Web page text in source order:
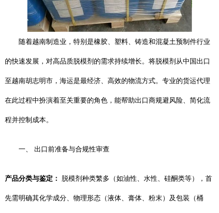
随着越南制造业，特别是橡胶、塑料、铸造和混凝土预制件行业
的快速发展，对高品质脱模剂的需求持续增长。将脱模剂从中国出口
至越南胡志明市，海运是最经济、高效的物流方式。专业的货运代理
在此过程中扮演着至关重要的角色，能帮助出口商规避风险、简化流
程并控制成本。
一、 出口前准备与合规性审查
产品分类与鉴定： 脱模剂种类繁多（如油性、水性、硅酮类等），首
先需明确其化学成分、物理形态（液体、膏体、粉末）及包装（桶